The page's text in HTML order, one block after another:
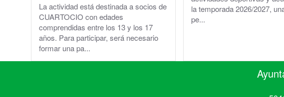
La actividad está destinada a socios de
CUARTOCIO con edades
comprendidas entre los 13 y los 17
años. Para participar, será necesario
formar una pa...
la temporada 2026/2027,
pe...